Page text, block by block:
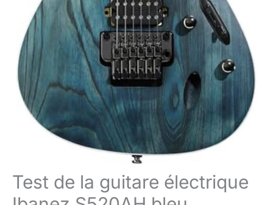
Test de la guitare électrique